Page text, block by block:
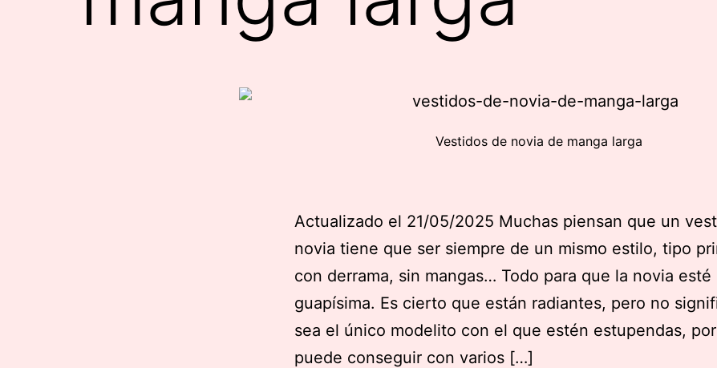
Vestidos de novia de manga larga
Actualizado el 21/05/2025 Muchas piensan que un
novia tiene que ser siempre de un mismo estilo, tipo
con derrama, sin mangas… Todo para que la novia esté
guapísima. Es cierto que están radiantes, pero no
sea el único modelito con el que estén estupendas,
puede conseguir con varios […]